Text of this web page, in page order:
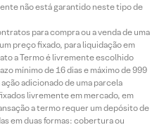
não está garantido neste tipo de
para compra ou a venda de uma
preço fixado, para liquidação em
a Termo é livremente escolhido
mínimo de 16 dias e máximo de 999
adicionado de uma parcela
livremente em mercado, em
a termo requer um depósito de
em duas formas: cobertura ou